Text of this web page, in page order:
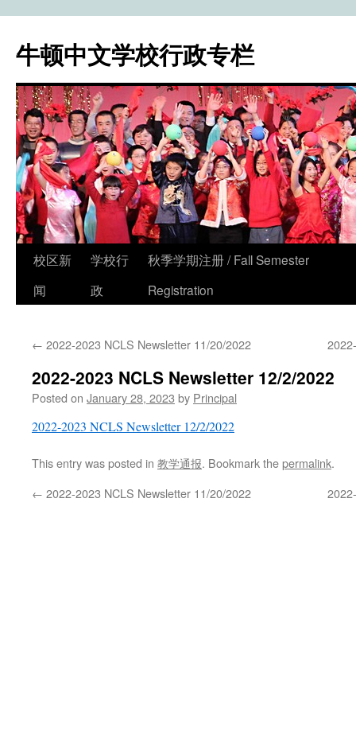
牛顿中文学校行政专栏
Skip
校区新
闻
学校行
政
秋季学期注册 / Fall Semester
Registration
← 2022-2023 NCLS Newsletter 11/20/2022
2022-2023 NCLS Newsletter 12/2/2022
Posted on January 28, 2023 by Principal
2022-2023 NCLS Newsletter 12/2/2022
This entry was posted in 教学通报. Bookmark thepermalink.
← 2022-2023 NCLS Newsletter 11/20/2022